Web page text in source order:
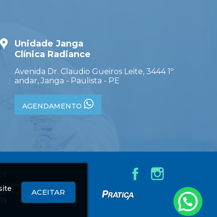
Unidade Janga
Clínica Radiance
Avenida Dr. Claudio Gueiros Leite, 3444 1º
andar, Janga - Paulista - PE
AGENDAMENTO
Gueiros Leite,
Paulista - PE
Criação
ACEITAR